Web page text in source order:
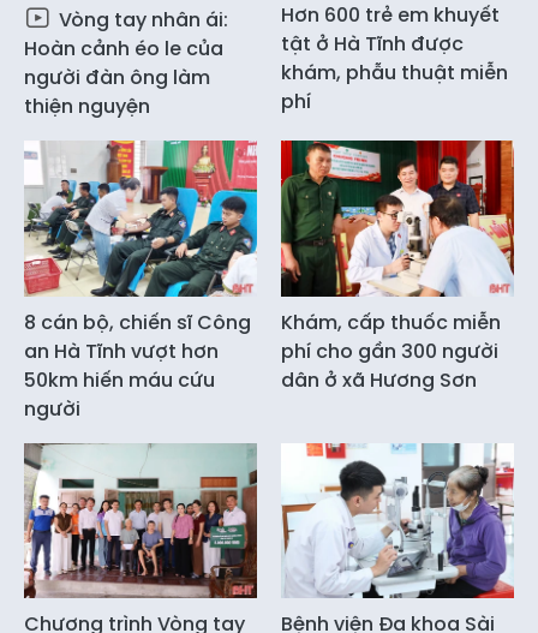
Vòng tay nhân ái:
Hoàn cảnh éo le của
người đàn ông làm
thiện nguyện
Hơn 600 trẻ em khuyết
tật ở Hà Tĩnh được
khám, phẫu thuật miễn
phí
8 cán bộ, chiến sĩ Công
an Hà Tĩnh vượt hơn
50km hiến máu cứu
người
Khám, cấp thuốc miễn
phí cho gần 300 người
dân ở xã Hương Sơn
Chương trình Vòng tay
Bệnh viện Đa khoa Sài